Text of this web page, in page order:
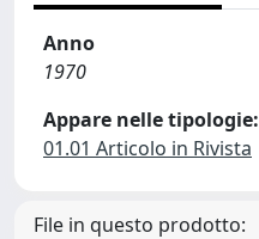
Anno
1970
Appare nelle tipologie:
01.01 Articolo in Rivista
File in questo prodotto: